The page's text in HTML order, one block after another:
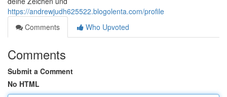
https://andrewjudh625522.blogolenta.com/profile
Comments
Who Upvoted
Comments
Submit a Comment
No HTML